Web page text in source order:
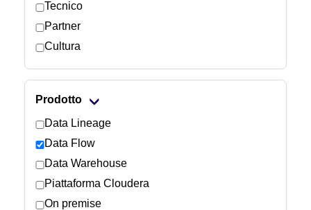
Manifatturiero
Assicurazioni
Telecomunicazioni
Tecnologia
Settore pubblico
Sanità
Tecnico
Partner
Cultura
Prodotto
Data Lineage
Data Flow
Data Warehouse
Piattaforma Cloudera
On premise